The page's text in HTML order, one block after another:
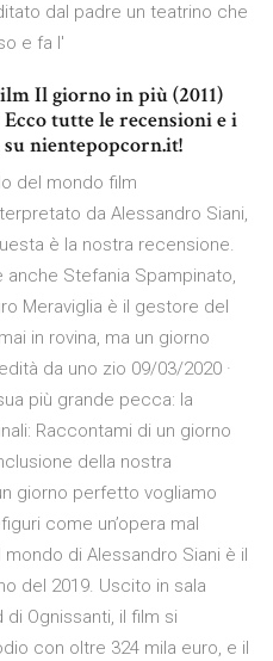
dal padre un teatrino che
e fa l'
Il giorno in più (2011)
tutte le recensioni e i
nientepopcorn.it!
del mondo film
da Alessandro Siani,
è la nostra recensione.
Stefania Spampinato,
Meraviglia è il gestore del
in rovina, ma un giorno
da uno zio 09/03/2020 ·
più grande pecca: la
Raccontami di un giorno
della nostra
giorno perfetto vogliamo
come un’opera mal
di Alessandro Siani è il
del 2019. Uscito in sala
Ognissanti, il film si
con oltre 324 mila euro, e il